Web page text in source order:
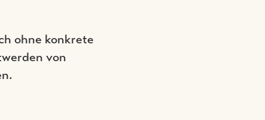
ohne konkrete
von